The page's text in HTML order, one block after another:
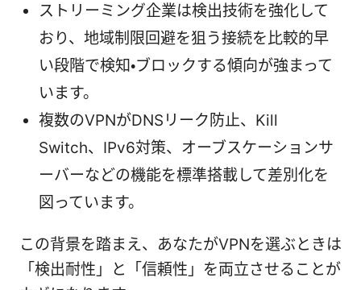
ストリーミング企業は検出技術を強化して
おり、地域制限回避を狙う接続を比較的早
い段階で検知・ブロックする傾向が強まって
います。
複数のVPNがDNSリーク防止、Kill
Switch、IPv6対策、オーブスケーションサ
ーバーなどの機能を標準搭載して差別化を
図っています。
この背景を踏まえ、あなたがVPNを選ぶときは
「検出耐性」と「信頼性」を両立させることが